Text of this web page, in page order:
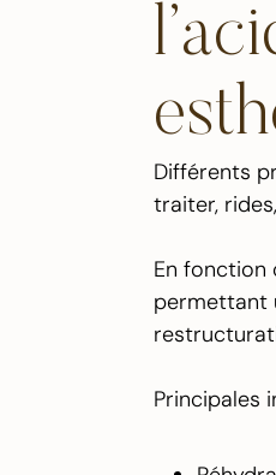
Différents
traiter,
En fonction
permettant
Principales